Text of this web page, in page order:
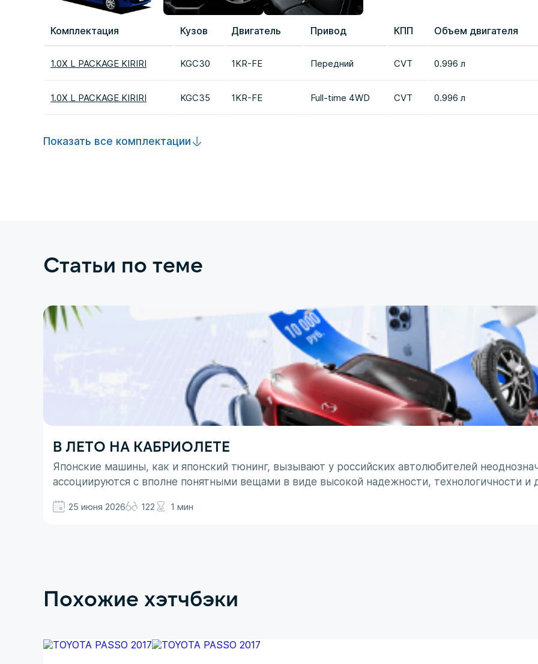
Комплектация Кузов Двигатель Привод КПП Объем двигателя
1.0X L PACKAGE KIRIRI KGC30 1KR-FE Передний CVT 0.996 л
1.0X L PACKAGE KIRIRI KGC35 1KR-FE Full-time 4WD CVT 0.996 л
Показать все комплектации
Статьи по теме
В ЛЕТО НА КАБРИОЛЕТЕ
Японские машины, как и японский тюнинг, вызывают у российских автолюбителей
ассоциируются с вполне понятными вещами в виде высокой надежности, технологичности
25 июня 2026 122 1 мин
Похожие хэтчбэки